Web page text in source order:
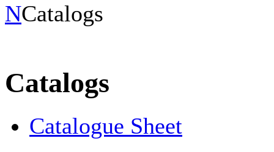
NCatalogs
Catalogs
Catalogue Sheet